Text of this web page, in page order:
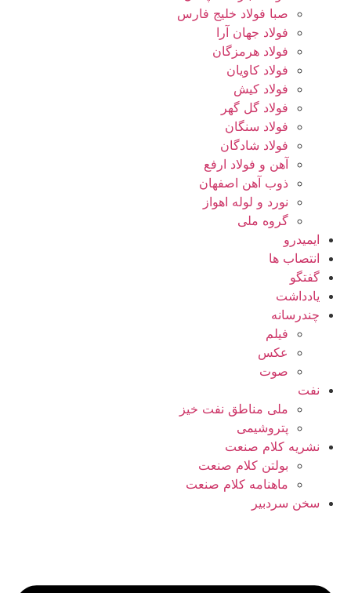
صبا فولاد خلیج فارس
فولاد جهان آرا
فولاد هرمزگان
فولاد کاویان
فولاد کیش
فولاد گل گهر
فولاد سنگان
فولاد شادگان
آهن و فولاد ارفع
ذوب آهن اصفهان
نورد و لوله اهواز
گروه ملی
ایمیدرو
انتصاب ها
گفتگو
یادداشت
چندرسانه
فیلم
عکس
صوت
نفت
ملی مناطق نفت خیز
پتروشیمی
نشریه کلام صنعت
بولتن کلام صنعت
ماهنامه کلام صنعت
سخن سردبیر